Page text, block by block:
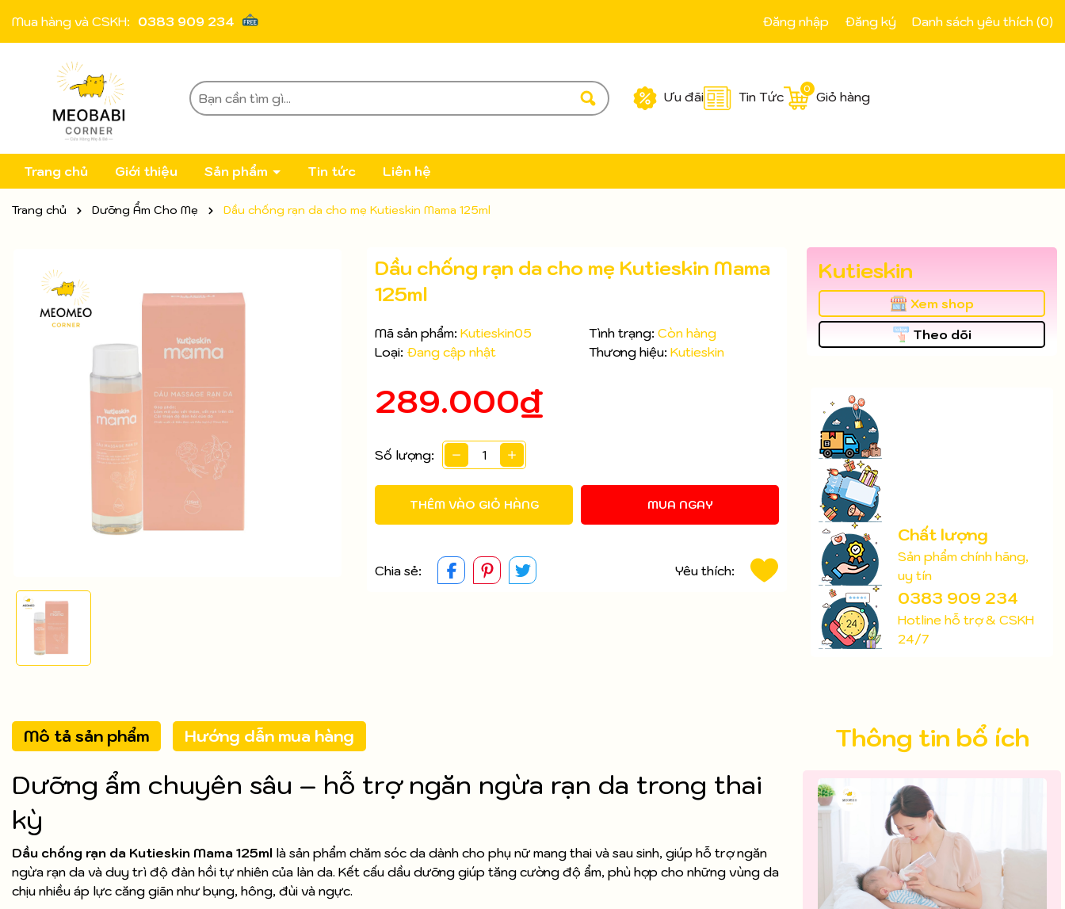
Mua hàng và CSKH: 0383 909 234 Đăng nhập Đăng ký Danh sách yêu thích (0)
Ưu đãi Tin Tức Giỏ hàng
0
Trang chủ Giới thiệu Sản phẩm Tin tức Liên hệ
Trang chủ Dưỡng Ẩm Cho Mẹ Dầu chống rạn da cho mẹ Kutieskin Mama 125ml
Dầu chống rạn da cho mẹ Kutieskin Mama
125ml
Mã sản phẩm: Kutieskin05 Tình trạng: Còn hàng
Loại: Đang cập nhật Thương hiệu: Kutieskin
289.000₫
Số lượng:
THÊM VÀO GIỎ HÀNG MUA NGAY
Mã giảm giá:
Điều kiện:
Chia sẻ: Yêu thích:
Kutieskin
Xem shop
Theo dõi
Chất lượng
Sản phẩm chính hãng,
uy tín
0383 909 234
Hotline hỗ trợ & CSKH
24/7
Mô tả sản phẩm Hướng dẫn mua hàng
Dưỡng ẩm chuyên sâu – hỗ trợ ngăn ngừa rạn da trong thai
kỳ
Dầu chống rạn da Kutieskin Mama 125ml là sản phẩm chăm sóc da dành cho phụ nữ mang thai và sau sinh, giúp hỗ trợ ngăn
ngừa rạn da và duy trì độ đàn hồi tự nhiên của làn da. Kết cấu dầu dưỡng giúp tăng cường độ ẩm, phù hợp cho những vùng da
chịu nhiều áp lực căng giãn như bụng, hông, đùi và ngực.
Thông tin bổ ích